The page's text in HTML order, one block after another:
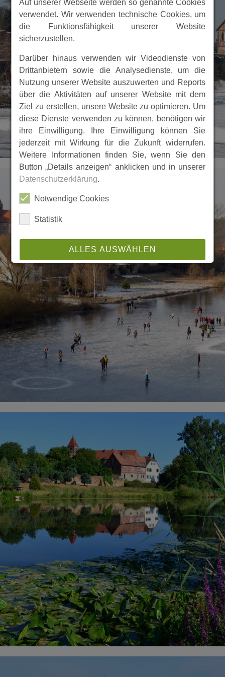
Auf unserer Webseite werden so genannte Cookies
verwendet. Wir verwenden technische Cookies, um
die Funktionsfähigkeit unserer Website
sicherzustellen.
Darüber hinaus verwenden wir Videodienste von
Drittanbietern sowie die Analysedienste, um die
Nutzung unserer Website auszuwerten und Reports
über die Aktivitäten auf unserer Website mit dem
Ziel zu erstellen, unsere Website zu optimieren. Um
diese Dienste verwenden zu können, benötigen wir
ihre Einwilligung. Ihre Einwilligung können Sie
jederzeit mit Wirkung für die Zukunft widerrufen.
Weitere Informationen finden Sie, wenn Sie den
Button „Details anzeigen“ anklicken und in unserer
Datenschutzerklärung.
Notwendige Cookies
Statistik
ALLES AUSWÄHLEN
ABLEHNEN
SPEICHERN
Details anzeigen
Impressum Datenschutz